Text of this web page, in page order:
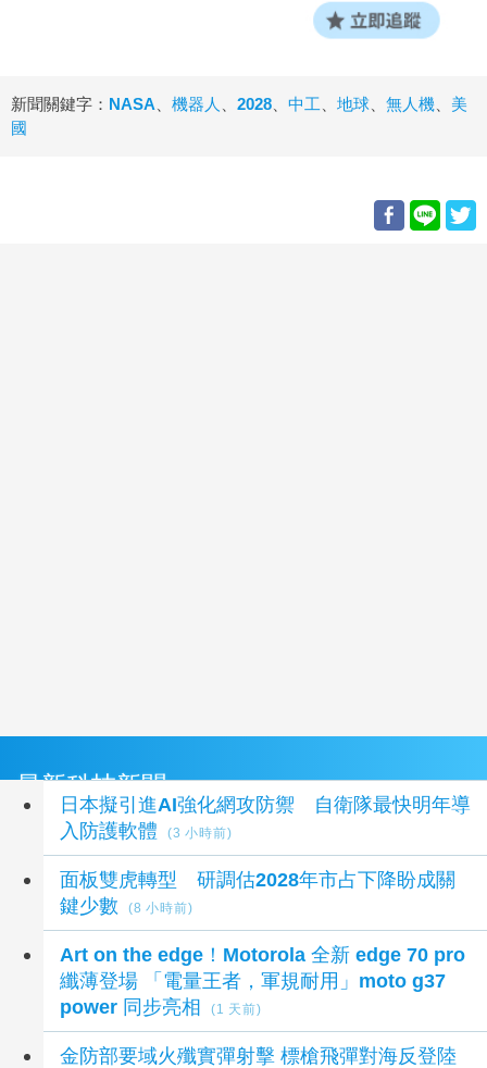
新聞關鍵字： NASA 機器人 2028 中工 地球 無人機
美
國
最新科技新聞
日本擬引進AI強化網攻防禦 自衛隊最快明年導
入防護軟體
(3 小時前)
面板雙虎轉型 研調估2028年市占下降盼成關
鍵少數
(8 小時前)
Art on the edge！Motorola 全新 edge 70 pro
纖薄登場 「電量王者，軍規耐用」moto g37
power 同步亮相
(1 天前)
金防部要域火殲實彈射擊 標槍飛彈對海反登陸